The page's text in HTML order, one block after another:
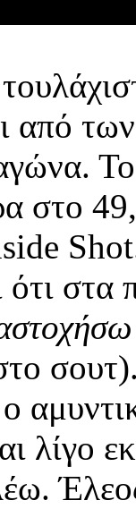
από
στο
ότι στα
σουτ).
λίγο